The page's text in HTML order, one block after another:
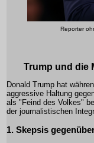
Reporter
Trump und die
Donald Trump hat
aggressive Haltung
als "Feind des Volkes"
der journalistischen
1. Skepsis